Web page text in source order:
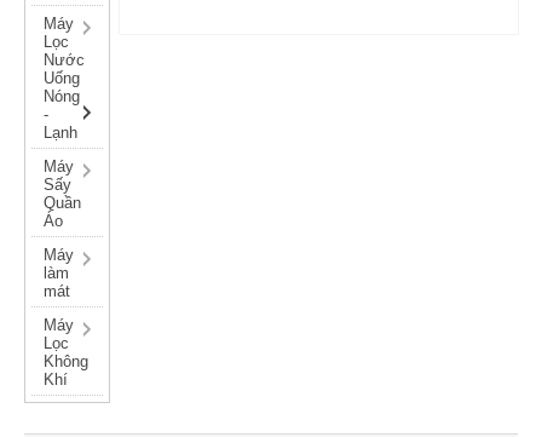
Máy
Lọc
Nước
Uống
Nóng
-
Lạnh
Máy
Sấy
Quần
Áo
Máy
làm
mát
Máy
Lọc
Không
Khí